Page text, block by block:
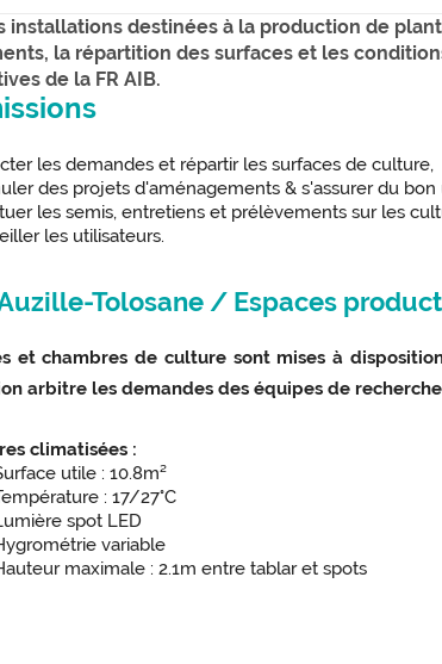
installations destinées à la production de
la répartition des surfaces et les
de la FR AIB.
les demandes et répartir les surfaces de culture,
des projets d'aménagements & s'assurer du
les semis, entretiens et prélèvements sur les
les utilisateurs.
Tolosane / Espaces
et chambres de culture sont mises à
arbitre les demandes des équipes de
climatisées :
utile : 10.8m²
: 17/27°C
spot LED
variable
maximale : 2.1m entre tablar et spots